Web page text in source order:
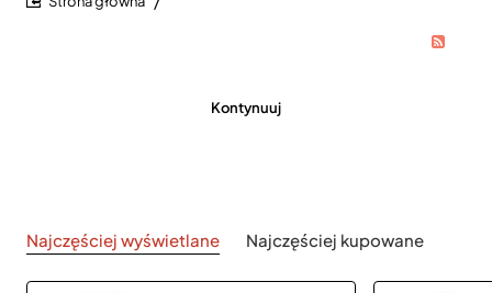
Kontynuuj
Najczęściej wyświetlane Najczęściej kupowane